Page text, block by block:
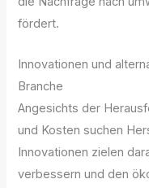
fördert.
Innovationen und
Branche
Angesichts der
und Kosten suchen
Innovationen zielen
verbessern und den